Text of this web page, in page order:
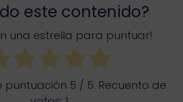
este contenido?
una estrella para puntuar!
puntuación 5 / 5. Recuento de